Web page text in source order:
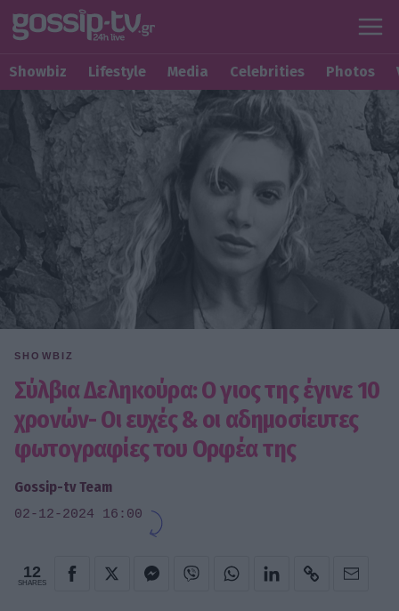
Showbiz Lifestyle Media Celebrities Photos
SHOWBIZ
Σύλβια Δεληκούρα: Ο γιος της έγινε 10
χρονών- Οι ευχές & οι αδημοσίευτες
φωτογραφίες του Ορφέα της
Gossip-tv Team
02-12-2024 16:00
12
SHARES